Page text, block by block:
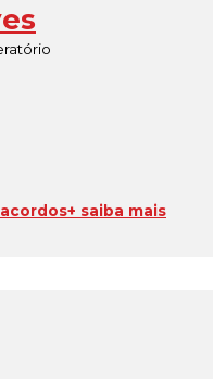
acordos+ saiba mais